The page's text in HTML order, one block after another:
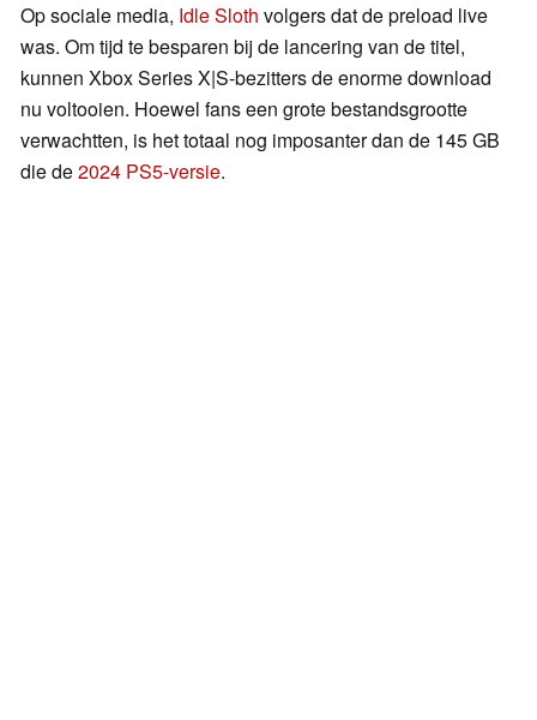
Op sociale media, Idle Sloth volgers dat de preload live
was. Om tijd te besparen bij de lancering van de titel,
kunnen Xbox Series X|S-bezitters de enorme download
nu voltooien. Hoewel fans een grote bestandsgrootte
verwachtten, is het totaal nog imposanter dan de 145 GB
die de2024 PS5-versie.